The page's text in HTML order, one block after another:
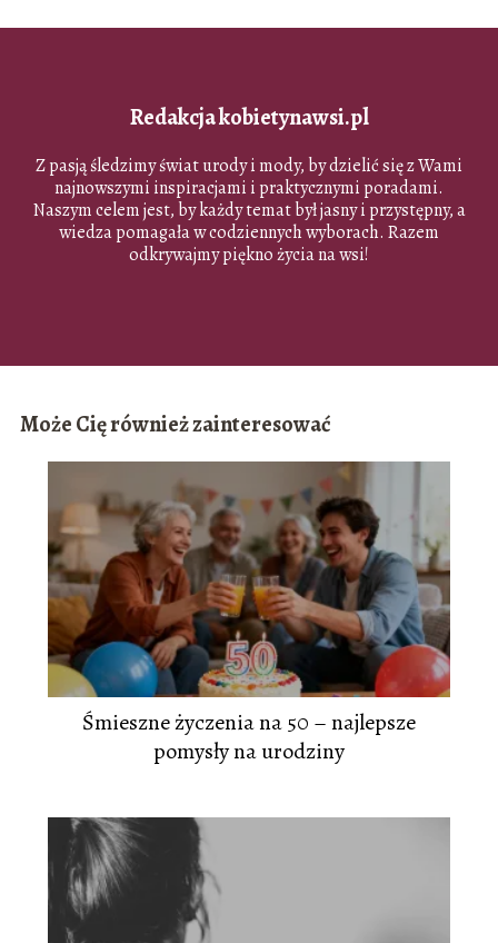
Redakcja kobietynawsi.pl
Z pasją śledzimy świat urody i mody, by dzielić się z Wami
najnowszymi inspiracjami i praktycznymi poradami.
Naszym celem jest, by każdy temat był jasny i przystępny, a
wiedza pomagała w codziennych wyborach. Razem
odkrywajmy piękno życia na wsi!
Może Cię również zainteresować
Śmieszne życzenia na 50 – najlepsze
pomysły na urodziny